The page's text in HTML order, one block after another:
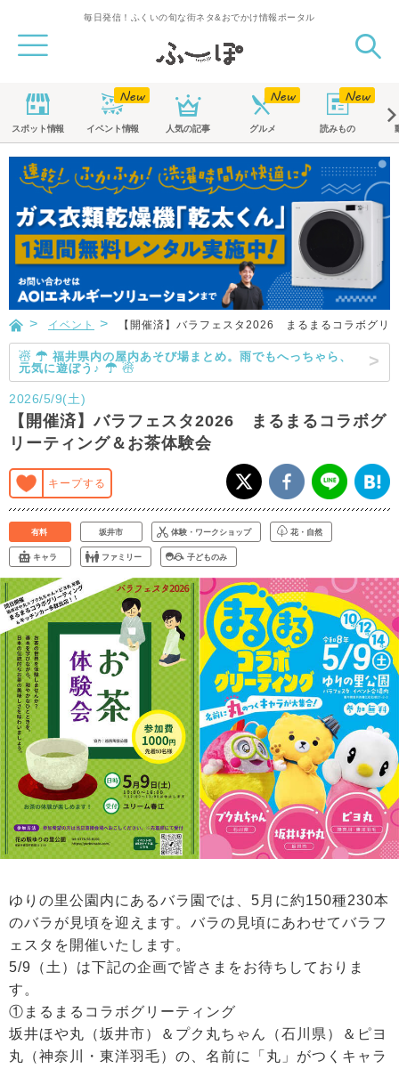
毎日発信！ふくいの旬な街ネタ&おでかけ情報ポータル
スポット情報 イベント情報 人気の記事 グルメ 読みもの
イベント 【開催済】バラフェスタ2026 まるまるコラボグリ
☃ ☂ 福井県内の屋内あそび場まとめ。雨でもへっちゃら、
元気に遊ぼう♪ ☂ ☃
2026/5/9(土)
【開催済】バラフェスタ2026 まるまるコラボグ
リーティング＆お茶体験会
キープする
有料 坂井市 体験・ワークショップ 花・自然
キャラ ファミリー 子どものみ
ゆりの里公園内にあるバラ園では、5月に約150種230本
のバラが見頃を迎えます。バラの見頃にあわせてバラフ
ェスタを開催いたします。
5/9（土）は下記の企画で皆さまをお待ちしておりま
す。
①まるまるコラボグリーティング
坂井ほや丸（坂井市）＆プク丸ちゃん（石川県）＆ピヨ
丸（神奈川・東洋羽毛）の、名前に「丸」がつくキャラ